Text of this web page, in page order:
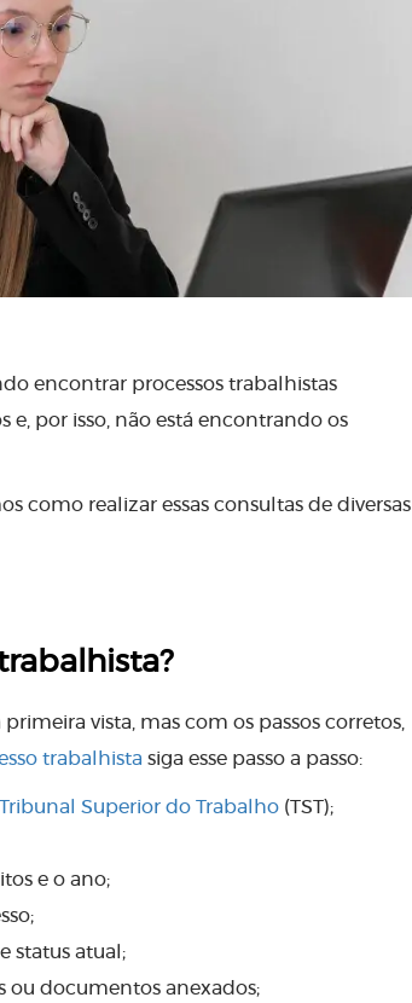
encontrar processos trabalhistas
e, por isso, não está encontrando os
como realizar essas consultas de diversas
vista, mas com os passos corretos,
trabalhista siga esse passo a passo:
Tribunal Superior do Trabalho (TST);
e o ano;
status atual;
ou documentos anexados;